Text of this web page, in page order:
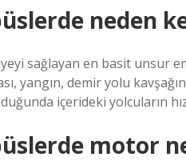
neden
sağlayan en basit unsur
yangın, demir yolu
içerideki yolcuların
motor